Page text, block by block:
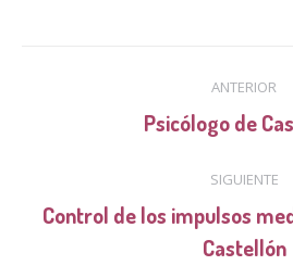
publicaciones
ANTERIOR
Psicólogo de
SIGUIENTE
Control de los impulsos
Castellón